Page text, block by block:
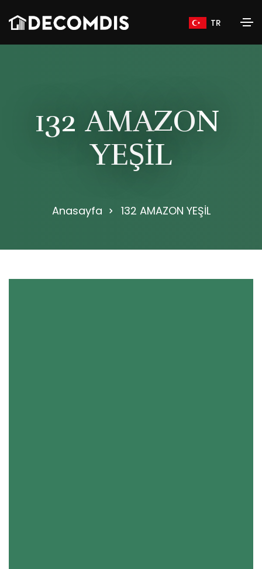
TR
132 AMAZON
YEŞİL
Anasayfa 132 AMAZON YEŞİL